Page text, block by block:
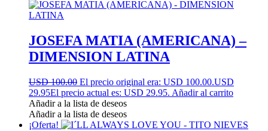
JOSEFA MATIA (AMERICANA) –
DIMENSION LATINA
USD 100.00 El precio original era: USD 100.00.USD
29.95El precio actual es: USD 29.95. Añadir al carrito
Añadir a la lista de deseos
Añadir a la lista de deseos
¡Oferta!